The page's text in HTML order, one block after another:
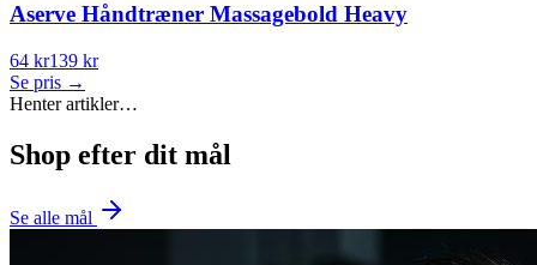
Aserve Håndtræner Massagebold Heavy
64 kr139 kr
Se pris →
Henter artikler…
Shop efter dit mål
Se alle mål